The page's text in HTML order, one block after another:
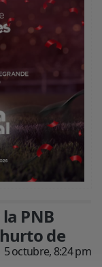
PNB
de
5 octubre, 8:24 pm